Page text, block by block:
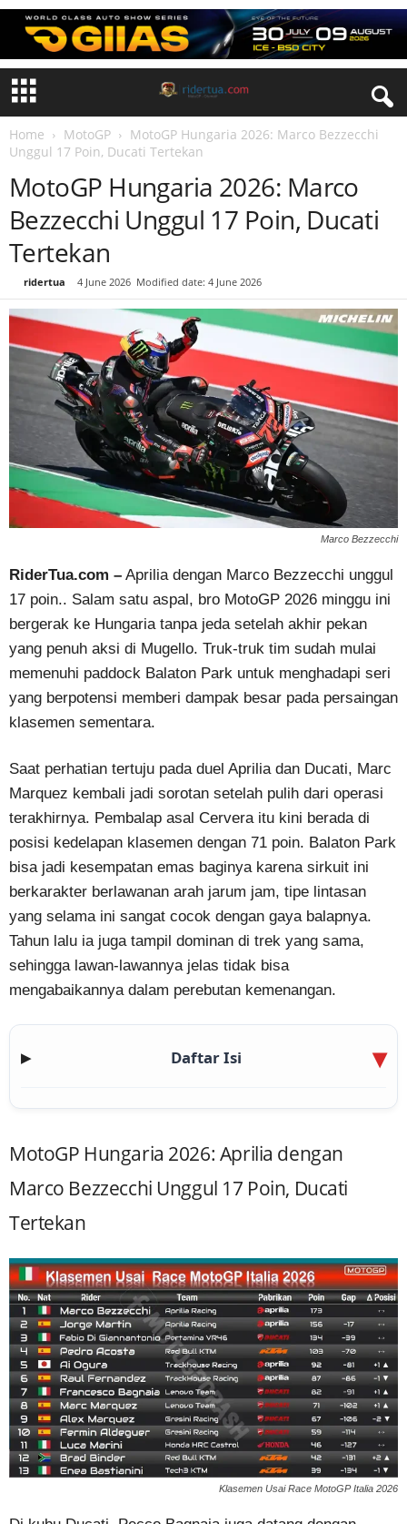
Home MotoGP
MotoGP Hungaria 2026: Marco Bezzecchi
Unggul 17 Poin, Ducati Tertekan
MotoGP Hungaria 2026: Marco
Bezzecchi Unggul 17 Poin, Ducati
Tertekan
ridertua 4 June 2026 Modified date: 4 June 2026
Marco Bezzecchi
RiderTua.com – Aprilia dengan Marco Bezzecchi unggul
17 poin.. Salam satu aspal, bro MotoGP 2026 minggu ini
bergerak ke Hungaria tanpa jeda setelah akhir pekan
yang penuh aksi di Mugello. Truk-truk tim sudah mulai
memenuhi paddock Balaton Park untuk menghadapi seri
yang berpotensi memberi dampak besar pada persaingan
klasemen sementara.
Saat perhatian tertuju pada duel Aprilia dan Ducati, Marc
Marquez kembali jadi sorotan setelah pulih dari operasi
terakhirnya. Pembalap asal Cervera itu kini berada di
posisi kedelapan klasemen dengan 71 poin. Balaton Park
bisa jadi kesempatan emas baginya karena sirkuit ini
berkarakter berlawanan arah jarum jam, tipe lintasan
yang selama ini sangat cocok dengan gaya balapnya.
Tahun lalu ia juga tampil dominan di trek yang sama,
sehingga lawan-lawannya jelas tidak bisa
mengabaikannya dalam perebutan kemenangan.
▶ Daftar Isi
MotoGP Hungaria 2026: Aprilia dengan
Marco Bezzecchi Unggul 17 Poin, Ducati
Tertekan
Klasemen Usai Race MotoGP Italia 2026